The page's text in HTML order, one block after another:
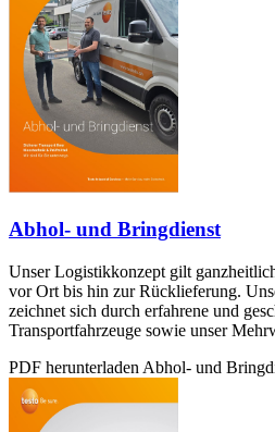
Abhol- und Bringdienst
Unser Logistikkonzept gilt
vor Ort bis hin zur Rücklieferung.
zeichnet sich durch erfahrene und
Transportfahrzeuge sowie unser
PDF herunterladen Abhol- und